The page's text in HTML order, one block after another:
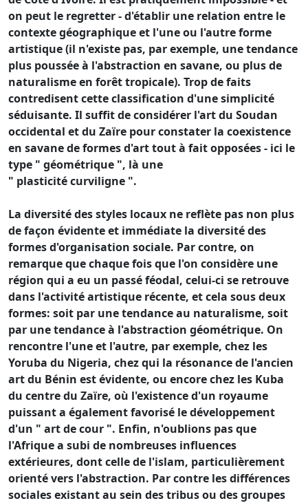
on peut le regretter - d'établir une relation entre le
contexte géographique et l'une ou l'autre forme
artistique (il n'existe pas, par exemple, une tendance
plus poussée à l'abstraction en savane, ou plus de
naturalisme en forêt tropicale). Trop de faits
contredisent cette classification d'une simplicité
séduisante. Il suffit de considérer l'art du Soudan
occidental et du Zaïre pour constater la coexistence
en savane de formes d'art tout à fait opposées - ici le
type " géométrique ", là une
" plasticité curviligne ".
La diversité des styles locaux ne reflète pas non plus
de façon évidente et immédiate la diversité des
formes d'organisation sociale. Par contre, on
remarque que chaque fois que l'on considère une
région qui a eu un passé féodal, celui-ci se retrouve
dans l'activité artistique récente, et cela sous deux
formes: soit par une tendance au naturalisme, soit
par une tendance à l'abstraction géométrique. On
rencontre l'une et l'autre, par exemple, chez les
Yoruba du Nigeria, chez qui la résonance de l'ancien
art du Bénin est évidente, ou encore chez les Kuba
du centre du Zaïre, où l'existence d'un royaume
puissant a également favorisé le développement
d'un " art de cour ". Enfin, n'oublions pas que
l'Afrique a subi de nombreuses influences
extérieures, dont celle de l'islam, particulièrement
orienté vers l'abstraction. Par contre les différences
sociales existant au sein des tribus ou des groupes